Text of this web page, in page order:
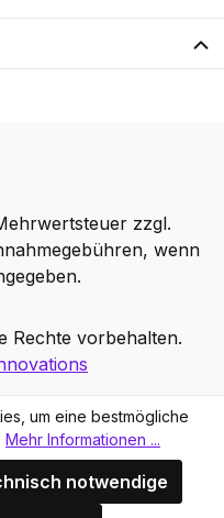
zzgl.
wenn
Rechte vorbehalten.
um eine bestmögliche
Mehr Informationen ...
notwendige